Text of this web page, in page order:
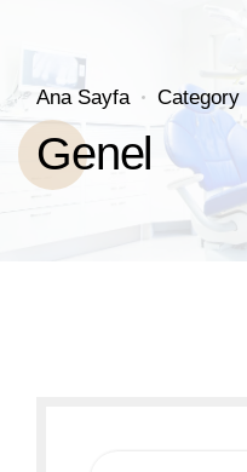
Ana Sayfa Category
Genel